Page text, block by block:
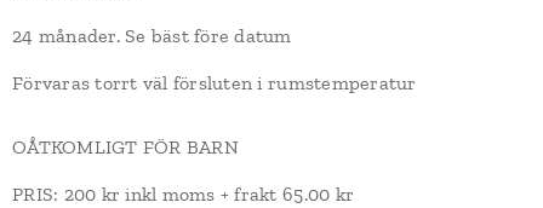
24 månader. Se bäst före datum
Förvaras torrt väl försluten i rumstemperatur
OÅTKOMLIGT FÖR BARN
PRIS: 200 kr inkl moms + frakt 65.00 kr